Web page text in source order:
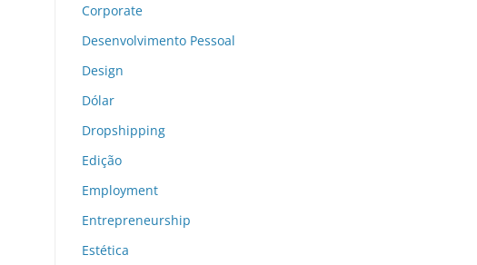
Corporate
Desenvolvimento Pessoal
Design
Dólar
Dropshipping
Edição
Employment
Entrepreneurship
Estética